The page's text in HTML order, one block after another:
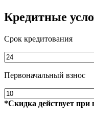
Кредитные
Срок кредитования
Первоначальный взнос
*Скидка действует при